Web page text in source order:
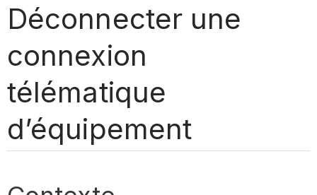
Déconnecter une
connexion
télématique
d’équipement